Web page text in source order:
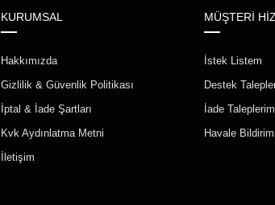
KURUMSAL
Hakkımızda
Gizlilik & Güvenlik Politikası
İptal & İade Şartları
Kvk Aydınlatma Metni
İletişim
MÜŞTERİ
İstek Listem
Destek
İade Taleplerim
Havale